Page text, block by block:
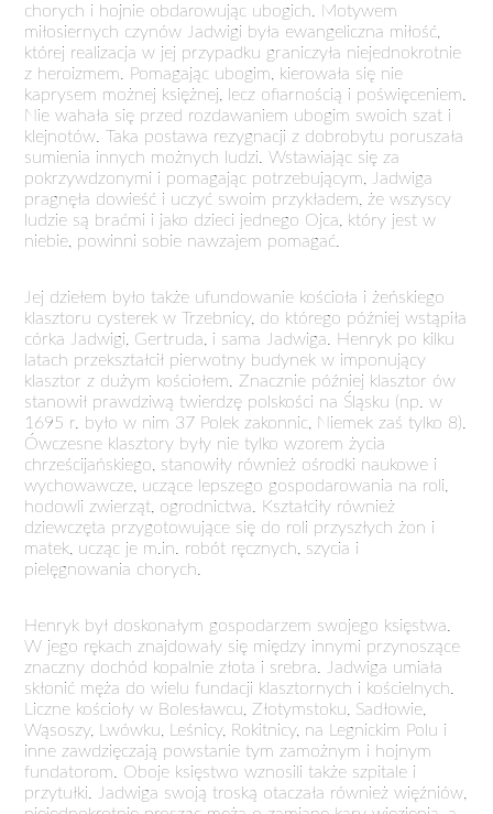
chorych i hojnie obdarowując ubogich. Motywem
miłosiernych czynów Jadwigi była ewangeliczna miłość,
której realizacja w jej przypadku graniczyła niejednokrotnie
z heroizmem. Pomagając ubogim, kierowała się nie
kaprysem możnej księżnej, lecz ofiarnością i poświęceniem.
Nie wahała się przed rozdawaniem ubogim swoich szat i
klejnotów. Taka postawa rezygnacji z dobrobytu poruszała
sumienia innych możnych ludzi. Wstawiając się za
pokrzywdzonymi i pomagając potrzebującym, Jadwiga
pragnęła dowieść i uczyć swoim przykładem, że wszyscy
ludzie są braćmi i jako dzieci jednego Ojca, który jest w
niebie, powinni sobie nawzajem pomagać.
Jej dziełem było także ufundowanie kościoła i żeńskiego
klasztoru cysterek w Trzebnicy, do którego później wstąpiła
córka Jadwigi, Gertruda, i sama Jadwiga. Henryk po kilku
latach przekształcił pierwotny budynek w imponujący
klasztor z dużym kościołem. Znacznie później klasztor ów
stanowił prawdziwą twierdzę polskości na Śląsku (np. w
1695 r. było w nim 37 Polek zakonnic, Niemek zaś tylko 8).
Ówczesne klasztory były nie tylko wzorem życia
chrześcijańskiego, stanowiły również ośrodki naukowe i
wychowawcze, uczące lepszego gospodarowania na roli,
hodowli zwierząt, ogrodnictwa. Kształciły również
dziewczęta przygotowujące się do roli przyszłych żon i
matek, ucząc je m.in. robót ręcznych, szycia i
pielęgnowania chorych.
Henryk był doskonałym gospodarzem swojego księstwa.
W jego rękach znajdowały się między innymi przynoszące
znaczny dochód kopalnie złota i srebra. Jadwiga umiała
skłonić męża do wielu fundacji klasztornych i kościelnych.
Liczne kościoły w Bolesławcu, Złotymstoku, Sadłowie,
Wąsoszy, Lwówku, Leśnicy, Rokitnicy, na Legnickim Polu i
inne zawdzięczają powstanie tym zamożnym i hojnym
fundatorom. Oboje księstwo wznosili także szpitale i
przytułki. Jadwiga swoją troską otaczała również więźniów,